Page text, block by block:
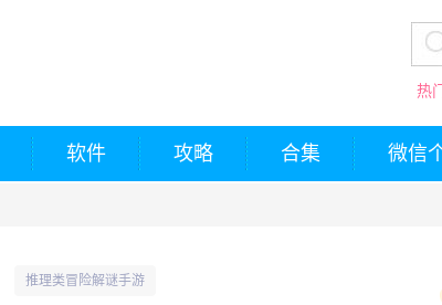
热
软件 攻略 合集 微信
推理类冒险解谜手游